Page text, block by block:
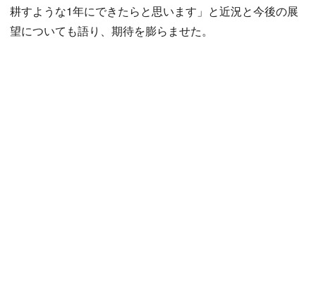
耕すような1年にできたらと思います」と近況と今後の展
望についても語り、期待を膨らませた。